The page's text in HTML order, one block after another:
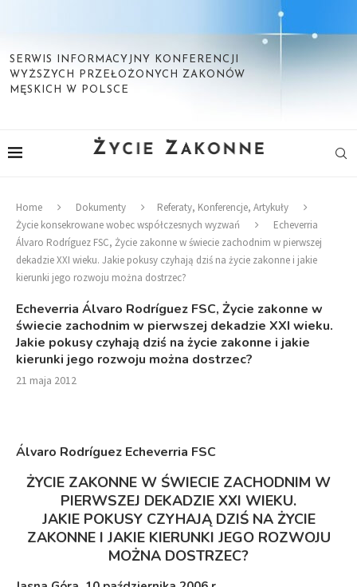
SERWIS INFORMACYJNY KONFERENCJI
WYŻSZYCH PRZEŁOŻONYCH ZAKONÓW
MĘSKICH W POLSCE
Home Dokumenty
Referaty, Konferencje, Artykuły
Życie konsekrowane wobec współczesnych wyzwań
Echeverria
Álvaro Rodríguez FSC, Życie zakonne w świecie zachodnim w pierwszej
dekadzie XXI wieku. Jakie pokusy czyhają dziś na życie zakonne i jakie
kierunki jego rozwoju można dostrzec?
Echeverria Álvaro Rodríguez FSC, Życie zakonne w
świecie zachodnim w pierwszej dekadzie XXI wieku.
Jakie pokusy czyhają dziś na życie zakonne i jakie
kierunki jego rozwoju można dostrzec?
21 maja 2012
Álvaro Rodríguez Echeverria FSC
ŻYCIE ZAKONNE W ŚWIECIE ZACHODNIM W
PIERWSZEJ DEKADZIE XXI WIEKU.
JAKIE POKUSY CZYHAJĄ DZIŚ NA ŻYCIE
ZAKONNE I JAKIE KIERUNKI JEGO ROZWOJU
MOŻNA DOSTRZEC?